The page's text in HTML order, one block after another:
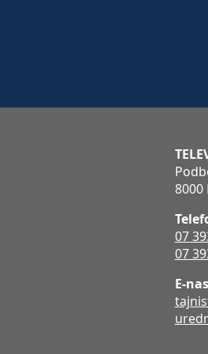
8000
07
07
E-